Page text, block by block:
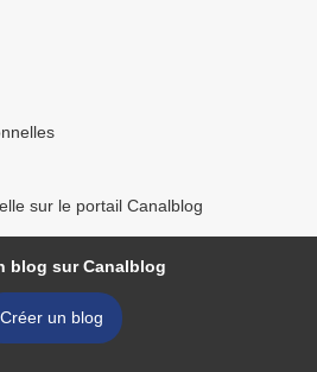
sur le portail Canalblog
blog sur Canalblog
Créer un blog